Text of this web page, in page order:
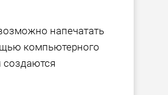
напечатать
компьютерного
создаются